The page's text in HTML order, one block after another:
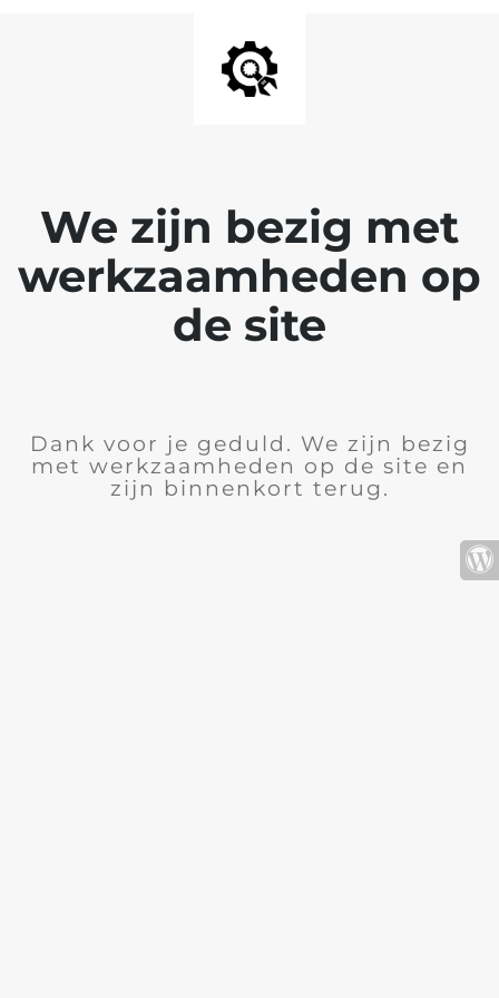
We zijn bezig met
werkzaamheden op
de site
Dank voor je geduld. We zijn bezig
met werkzaamheden op de site en
zijn binnenkort terug.